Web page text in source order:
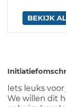
BEKIJK
Iets leuks
We willen dit